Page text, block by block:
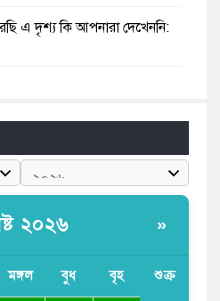
এ দৃশ্য কি আপনারা দেখেননি:
নিয়ে বড় সুখবর দিলো সৌদি
পাকিস্তান’ গড়ে উঠেছে:
ছবি নেই, সেটা কোনো
২০২৬ »
মঙ্গল বুধ বৃহ শুক্র